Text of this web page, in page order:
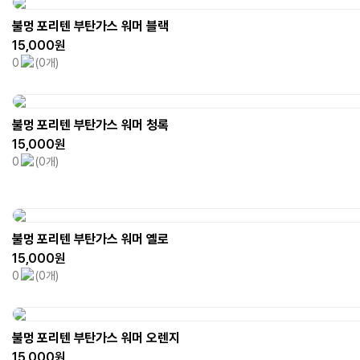
불멍 포리텐 부탄가스 워머 블랙
15,000원
0 (0개)
불멍 포리텐 부탄가스 워머 청록
15,000원
0 (0개)
불멍 포리텐 부탄가스 워머 옐로
15,000원
0 (0개)
불멍 포리텐 부탄가스 워머 오렌지